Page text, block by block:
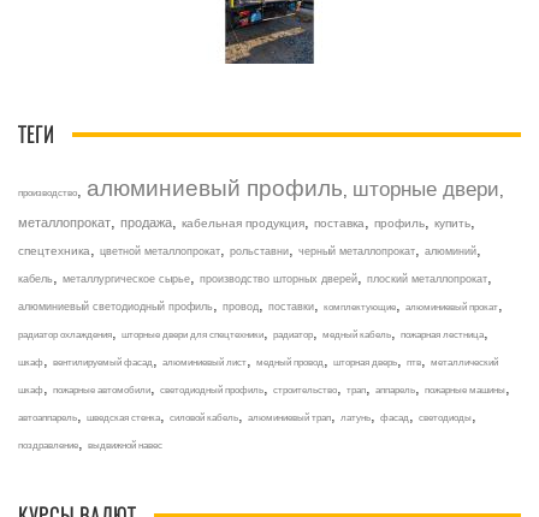
ТЕГИ
производство, алюминиевый профиль, шторные двери,
металлопрокат, продажа, кабельная продукция, поставка, профиль, купить,
спецтехника, цветной металлопрокат, рольставни, черный металлопрокат, алюминий,
кабель, металлургическое сырье, производство шторных дверей, плоский металлопрокат,
алюминиевый светодиодный профиль, провод, поставки, комплектующие, алюминиевый прокат,
радиатор охлаждения, шторные двери для спецтехники, радиатор, медный кабель, пожарная лестница,
шкаф, вентилируемый фасад, алюминиевый лист, медный провод, шторная дверь, птв, металлический
шкаф, пожарные автомобили, светодиодный профиль, строительство, трап, аппарель, пожарные машины,
автоаппарель, шведская стенка, силовой кабель, алюминиевый трап, латунь, фасад, светодиоды,
поздравление, выдвижной навес